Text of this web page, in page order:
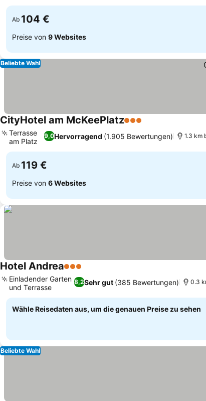
Ab 104 €
Preise von 9 Websites
Beliebte Wahl
CityHotel am McKeePlatz3 Sterne
9,0Hervorragend (1.905 Bewertungen)
Terrasse
am Platz
1.3 km
Ab 119 €
Preise von 6 Websites
Hotel Andrea3 Sterne
8,2Sehr gut (385 Bewertungen)
Einladender Garten
und Terrasse
0.3
Wähle Reisedaten aus, um die genauen Preise zu sehen
Beliebte Wahl